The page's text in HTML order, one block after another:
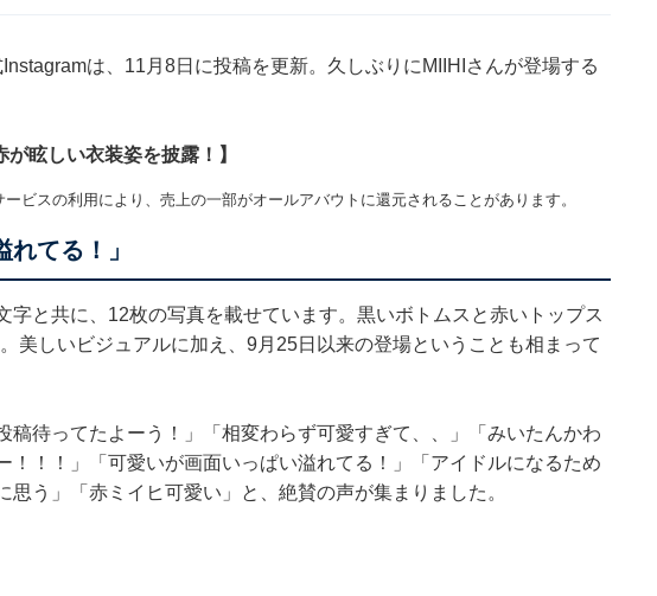
は、11月8日に投稿を更新。久しぶりにMIIHIさんが登場する
眩しい衣装姿を披露！】
ビスの利用により、売上の一部がオールアバウトに還元されることがあります。
れてる！」
字と共に、12枚の写真を載せています。黒いボトムスと赤いトップス
美しいビジュアルに加え、9月25日以来の登場ということも相まって
稿待ってたよーう！」「相変わらず可愛すぎて、、」「みいたんかわ
！！！」「可愛いが画面いっぱい溢れてる！」「アイドルになるため
思う」「赤ミイヒ可愛い」と、絶賛の声が集まりました。